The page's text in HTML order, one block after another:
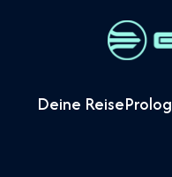
Deine ReiseProlog